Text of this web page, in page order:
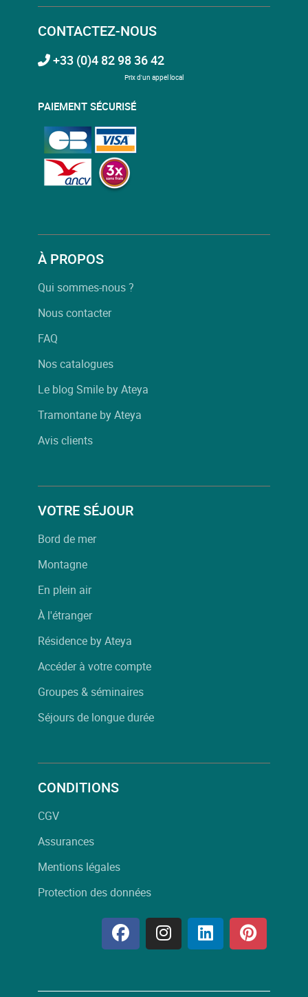
CONTACTEZ-NOUS
+33 (0)4 82 98 36 42
Prix d'un appel local
PAIEMENT SÉCURISÉ
À PROPOS
Qui sommes-nous ?
Nous contacter
FAQ
Nos catalogues
Le blog Smile by Ateya
Tramontane by Ateya
Avis clients
VOTRE SÉJOUR
Bord de mer
Montagne
En plein air
À l'étranger
Résidence by Ateya
Accéder à votre compte
Groupes & séminaires
Séjours de longue durée
CONDITIONS
CGV
Assurances
Mentions légales
Protection des données